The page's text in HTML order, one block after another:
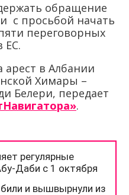
обращение
с просьбой начать
переговорных
ЕС.
арест в Албании
Химары –
Белери, передает
.